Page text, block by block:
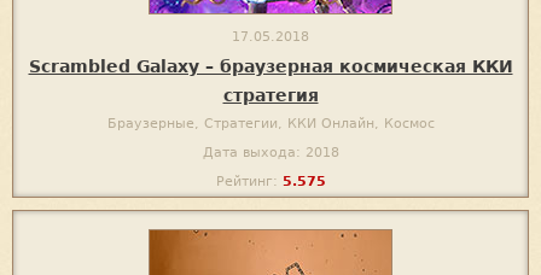
17.05.2018
Scrambled Galaxy – браузерная космическая ККИ
стратегия
Браузерные, Стратегии, ККИ Онлайн, Космос
Дата выхода: 2018
Рейтинг: 5.575